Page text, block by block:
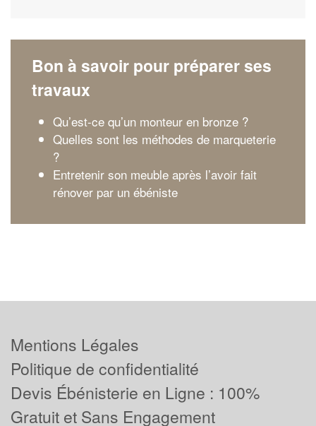
Bon à savoir pour préparer ses
travaux
Qu’est-ce qu’un monteur en bronze ?
Quelles sont les méthodes de marqueterie
?
Entretenir son meuble après l’avoir fait
rénover par un ébéniste
Mentions Légales
Politique de confidentialité
Devis Ébénisterie en Ligne : 100%
Gratuit et Sans Engagement